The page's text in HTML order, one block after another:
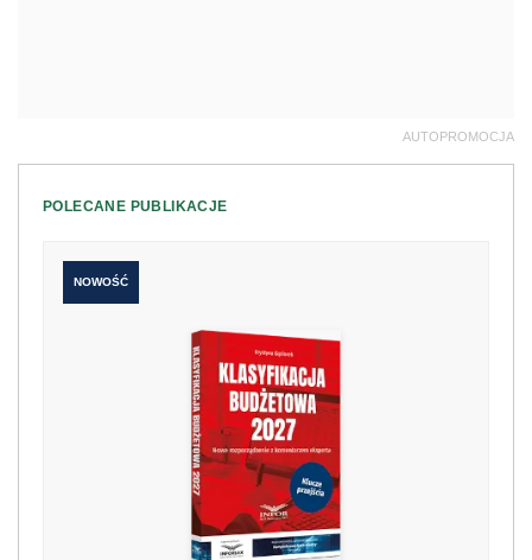
AUTOPROMOCJA
POLECANE PUBLIKACJE
NOWOŚĆ